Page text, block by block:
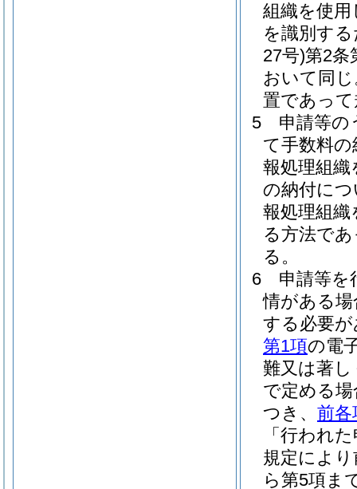
組織を使
を識別す
27号)第2条
おいて同じ
置であっ
5
申請等の
て手数料
報処理組
の納付に
報処理組
る方法で
る。
6
申請等を
情がある
する必要
第1項の電
難又は著
で定める
つき、 前各
「行われ
規定によ
ら第5項ま